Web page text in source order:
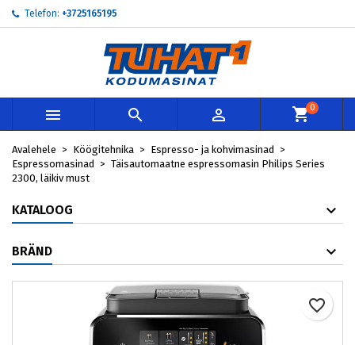
Telefon: +3725165195
   0
Avalehele Köögitehnika
Espresso- ja kohvimasinad
Espressomasinad
Täisautomaatne espressomasin Philips Series
2300, läikiv must
KATALOOG
BRÄND
favorite_border
My wishlists ×
Create new list
Loo soovinimekiri ×
Soovinimekirja nimi
Loobu Loo soovinimekiri
Sisene ×
Te peate olema sisselogitud, et tooteid soovinimekirja